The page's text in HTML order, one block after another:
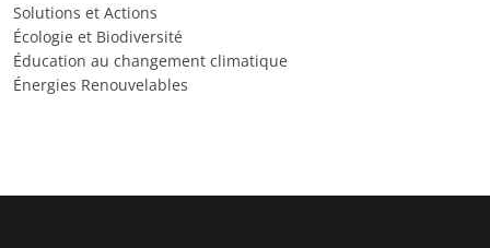
Solutions et Actions
Écologie et Biodiversité
Éducation au changement climatique
Énergies Renouvelables